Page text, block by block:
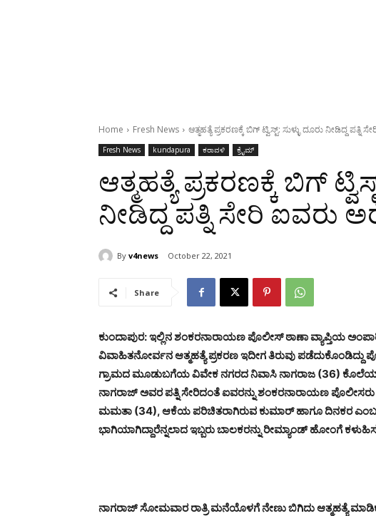
Home Fresh News ಆತ್ಮಹತ್ಯೆ ಪ್ರಕರಣಕ್ಕೆ ಬಿಗ್ ಟ್ವಿಸ್ಟ್: ಸುಳ್ಳು ದೂರು ನೀಡಿದ್ದ ಪತ್ನಿ
Fresh News kundapura ಕರಾವಳಿ ಕ್ರೈಮ್
ಆತ್ಮಹತ್ಯೆ ಪ್ರಕರಣಕ್ಕೆ ಬಿಗ್
ನೀಡಿದ್ದ ಪತ್ನಿ ಸೇರಿ ಐವರು
By v4news October 22, 2021
Share
ಕುಂದಾಪುರ: ಇಲ್ಲಿನ ಶಂಕರನಾರಾಯಣ ಪೊಲೀಸ್ ಠಾಣಾ ವ್ಯಾಪ್ತಿಯ
ವಿವಾಹಿತನೋರ್ವನ ಆತ್ಮಹತ್ಯೆ ಪ್ರಕರಣ ಇದೀಗ ತಿರುವು ಪಡೆದುಕೊಂಡಿದ್ದು
ಗ್ರಾಮದ ಮೂಡುಬಗೆಯ ವಿವೇಕ ನಗರದ ನಿವಾಸಿ ನಾಗರಾಜ (36)
ನಾಗರಾಜ್ ಅವರ ಪತ್ನಿ ಸೇರಿದಂತೆ ಐವರನ್ನು ಶಂಕರನಾರಾಯಣ
ಮಮತಾ (34), ಆಕೆಯ ಪರಿಚಿತರಾಗಿರುವ ಕುಮಾರ್ ಹಾಗೂ ದಿನಕರ
ಭಾಗಿಯಾಗಿದ್ದಾರೆನ್ನಲಾದ ಇಬ್ಬರು ಬಾಲಕರನ್ನು ರೀಮ್ಯಾಂಡ್ ಹೋಂಗೆ
ನಾಗರಾಜ್ ಸೋಮವಾರ ರಾತ್ರಿ ಮನೆಯೊಳಗೆ ನೇಣು ಬಿಗಿದು ಆತ್ಮಹತ್ಯೆ